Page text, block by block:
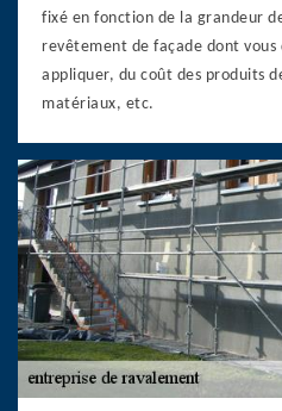
fixé en fonction de la grandeur
revêtement de façade dont vous
appliquer, du coût des produits
matériaux, etc.